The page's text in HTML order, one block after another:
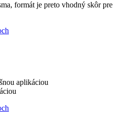
formát je preto vhodný skôr pre
aplikáciou